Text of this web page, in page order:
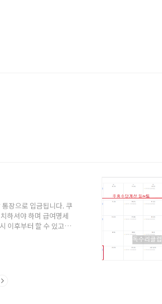
장으로 입금됩니다. 쿠
하셔야 하며 급여명세
이후부터 할 수 있고,
수당을 받느냐에 따라